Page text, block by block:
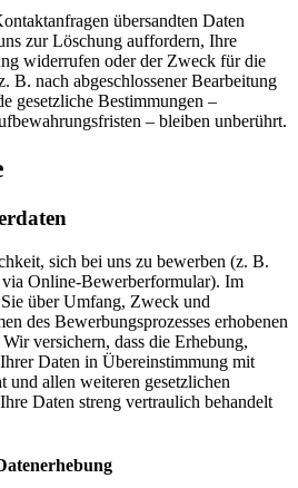
übersandten Daten
zur Löschung auffordern, Ihre
widerrufen oder der Zweck für die
B. nach abgeschlossener Bearbeitung
gesetzliche Bestimmungen –
– bleiben unberührt.
sich bei uns zu bewerben (z. B.
Online-Bewerberformular). Im
über Umfang, Zweck und
des Bewerbungsprozesses erhobenen
versichern, dass die Erhebung,
Daten in Übereinstimmung mit
und allen weiteren gesetzlichen
Daten streng vertraulich behandelt